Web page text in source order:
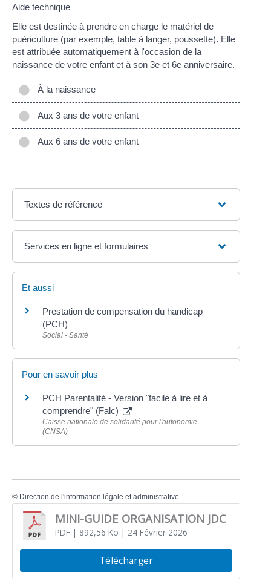
Aide technique
Elle est destinée à prendre en charge le matériel de
puériculture (par exemple, table à langer, poussette). Elle
est attribuée automatiquement à l'occasion de la
naissance de votre enfant et à son 3e et 6e anniversaire.
À la naissance
Aux 3 ans de votre enfant
Aux 6 ans de votre enfant
Textes de référence
Services en ligne et formulaires
Et aussi
Prestation de compensation du handicap
(PCH)
Social - Santé
Pour en savoir plus
PCH Parentalité - Version "facile à lire et à
comprendre" (Falc)
Caisse nationale de solidarité pour l'autonomie
(CNSA)
© Direction de l'information légale et administrative
MINI-GUIDE ORGANISATION JDC
PDF| 892,56 Ko | 24 Février 2026
Télécharger